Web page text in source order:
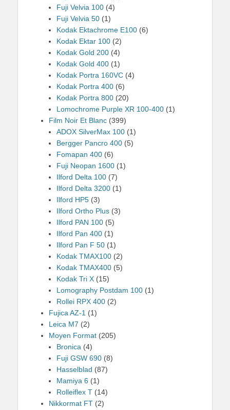
Fuji Velvia 100 (4)
Fuji Velvia 50 (1)
Kodak Ektachrome E100 (6)
Kodak Ektar 100 (2)
Kodak Gold 200 (4)
Kodak Gold 400 (1)
Kodak Portra 160VC (4)
Kodak Portra 400 (6)
Kodak Portra 800 (20)
Lomochrome Purple XR 100-400 (1)
Film Noir Et Blanc (399)
ADOX SilverMax 100 (1)
Bergger Pancro 400 (5)
Fomapan 400 (6)
Fuji Neopan 1600 (1)
Ilford Delta 100 (7)
Ilford Delta 3200 (1)
Ilford HP5 (3)
Ilford Ortho Plus (3)
Ilford PAN 100 (5)
Ilford Pan 400 (1)
Ilford Pan F 50 (1)
Kodak TMAX100 (2)
Kodak TMAX400 (5)
Kodak Tri X (15)
Lomography Postdam 100 (1)
Rollei RPX 400 (2)
Fujica AZ-1 (1)
Leica M7 (2)
Moyen Format (205)
Bronica (4)
Fuji GSW 690 (8)
Hasselblad (87)
Mamiya 6 (1)
Rolleiflex T (14)
Nikkormat FT (2)